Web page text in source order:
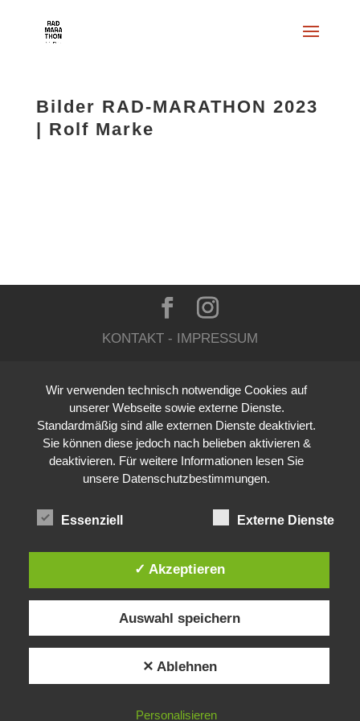
Bilder RAD-MARATHON 2023
| Rolf Marke
KONTAKT- IMPRESSUM
Wir verwenden technisch notwendige Cookies auf
unserer Webseite sowie externe Dienste.
Standardmäßig sind alle externen Dienste deaktiviert.
Sie können diese jedoch nach belieben aktivieren &
deaktivieren. Für weitere Informationen lesen Sie
unsere Datenschutzbestimmungen.
Essenziell Externe Dienste
✓ Akzeptieren
Auswahl speichern
✕ Ablehnen
Personalisieren